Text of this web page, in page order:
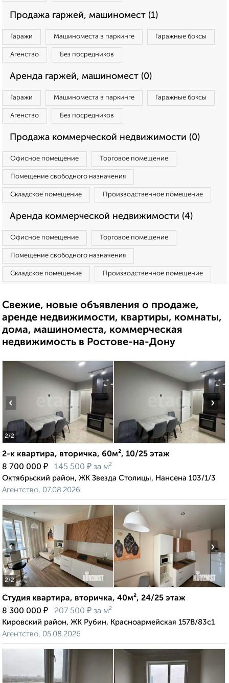
Продажа гаржей, машиномест (1)
Гаражи Машиноместа в паркинге Гаражные боксы
Агенство Без посредников
Аренда гаржей, машиномест (0)
Гаражи Машиноместа в паркинге Гаражные боксы
Агенство Без посредников
Продажа коммерческой недвижимости (0)
Офисное помещение Торговое помещение
Помещение свободного назначения
Складское помещение Производственное помещение
Аренда коммерческой недвижимости (4)
Офисное помещение Торговое помещение
Помещение свободного назначения
Складское помещение Производственное помещение
Свежие, новые объявления о продаже,
аренде недвижимости, квартиры, комнаты,
дома, машиноместа, коммерческая
недвижимость в Ростове-на-Дону
2/2
‹ ›
2-к квартира, вторичка, 60м², 10/25 этаж
8 700 000 ₽ 145 500 ₽ за м²
Октябрьский район, ЖК Звезда Столицы, Нансена 103/1/3
Агентство, 07.08.2026
2/2
‹ ›
Студия квартира, вторичка, 40м², 24/25 этаж
8 300 000 ₽ 207 500 ₽ за м²
Кировский район, ЖК Рубин, Красноармейская 157В/83с1
Агентство, 05.08.2026